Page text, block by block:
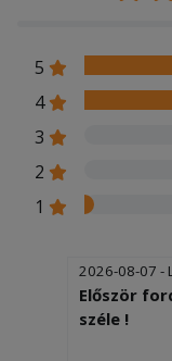
5
4
3
2
1
2026-08-07 -
Először
széle !